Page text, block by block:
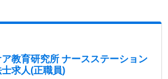
教育研究所 ナースステーション
求人(正職員)